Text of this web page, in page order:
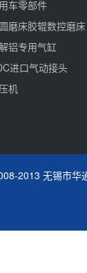
车零部件
磨床胶辊数控磨床
铝专用气缸
进口气动接头
机
2013 无锡市